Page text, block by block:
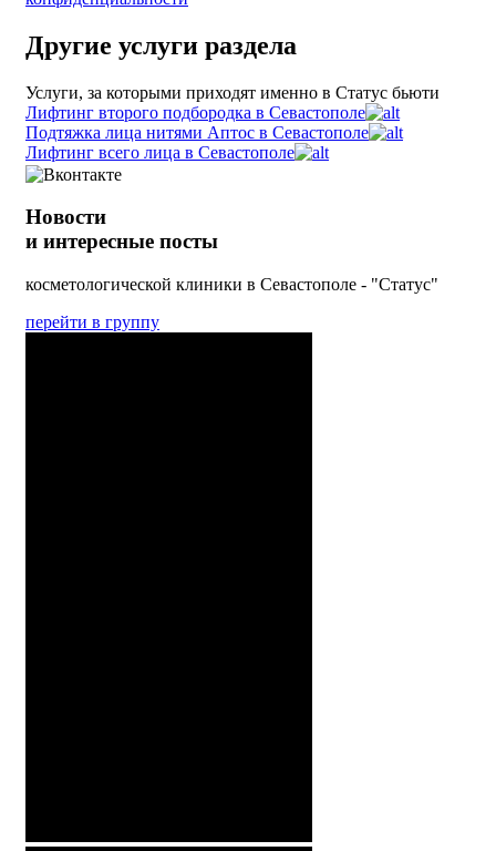
Другие услуги раздела
Услуги, за которыми приходят именно в Статус бьюти
Лифтинг второго подбородка в Севастополе
Подтяжка лица нитями Аптос в Севастополе
Лифтинг всего лица в Севастополе
Новости
и интересные посты
косметологической клиники в Севастополе - "Статус"
перейти в группу